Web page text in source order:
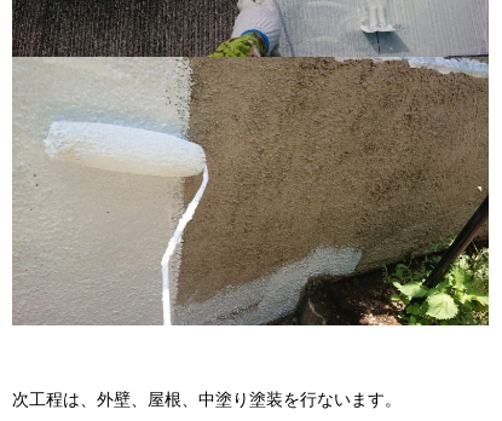
次工程は、外壁、屋根、中塗り塗装を行ないます。